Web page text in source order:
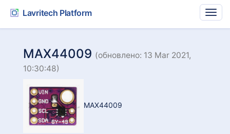
Lavritech Platform
MAX44009 (обновлено: 13 Mar 2021,
10:30:48)
MAX44009